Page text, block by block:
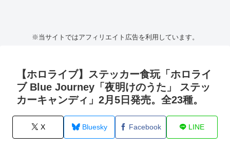
※当サイトではアフィリエイト広告を利用しています。
【ホロライブ】ステッカー食玩「ホロライ
ブ Blue Journey「夜明けのうた」 ステッ
カーキャンディ」2月5日発売。全23種。
X Bluesky Facebook LINE